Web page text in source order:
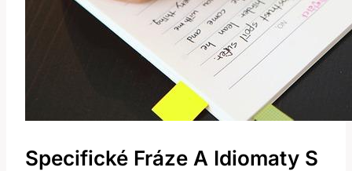
Specifické Fráze A Idiomaty S